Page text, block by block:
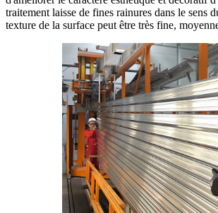
traitement laisse de fines rainures dans le sens
texture de la surface peut être très fine,